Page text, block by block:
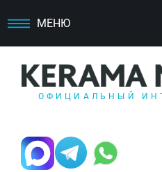
МЕНЮ
ОФИЦИАЛЬНЫЙ